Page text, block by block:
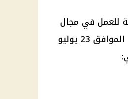
المصرية للعمل في مجال
زراعة النباتات بشركة أردنية. تم فتح باب التقديم يوم الأربعاء الموافق 23 يوليو